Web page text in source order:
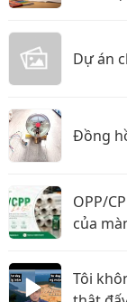
Dự án
Đồng
OPP/
của
Tôi